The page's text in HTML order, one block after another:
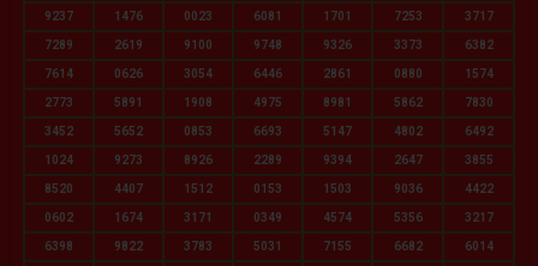
9237 1476 0023 6081 1701 7253 3717
7289 2619 9100 9748 9326 3373 6382
7614 0626 3054 6446 2861 0880 1574
2773 5891 1908 4975 8981 5862 7830
3452 5652 0853 6693 5147 4802 6492
1024 9273 8926 2289 9394 2647 3855
8520 4407 1512 0153 1503 9036 4422
0602 1674 3171 0349 4574 5356 3217
6398 9822 3783 5031 7155 6682 6014